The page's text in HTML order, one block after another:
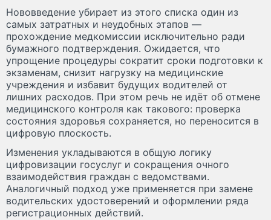
Нововведение убирает из этого списка один из
самых затратных и неудобных этапов —
прохождение медкомиссии исключительно ради
бумажного подтверждения. Ожидается, что
упрощение процедуры сократит сроки подготовки к
экзаменам, снизит нагрузку на медицинские
учреждения и избавит будущих водителей от
лишних расходов. При этом речь не идёт об отмене
медицинского контроля как такового: проверка
состояния здоровья сохраняется, но переносится в
цифровую плоскость.
Изменения укладываются в общую логику
цифровизации госуслуг и сокращения очного
взаимодействия граждан с ведомствами.
Аналогичный подход уже применяется при замене
водительских удостоверений и оформлении ряда
регистрационных действий.